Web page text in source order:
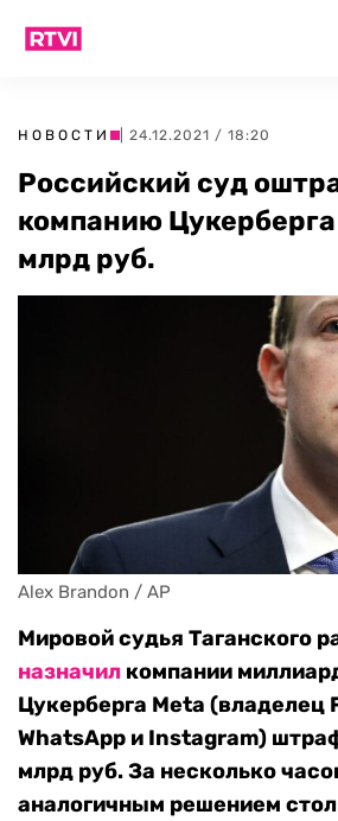
НОВОСТИ | 24.12.2021 / 18:20
Российский суд
компанию Цукерберга
млрд руб.
Alex Brandon / AP
Мировой судья Таганского
назначил компании
Цукерберга Meta (владелец
WhatsApp и Instagram)
млрд руб. За несколько
аналогичным решением